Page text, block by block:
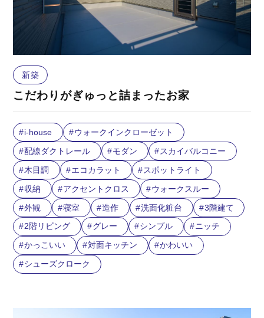
新築
こだわりがぎゅっと詰まったお家
i-house
ウォークインクローゼット
配線ダクトレール
モダン
スカイバルコニー
木目調
エコカラット
スポットライト
収納
アクセントクロス
ウォークスルー
外観
寝室 造作 洗面化粧台
3階建て
2階リビング
グレー シンプル
ニッチ
かっこいい
対面キッチン
かわいい
シューズクローク